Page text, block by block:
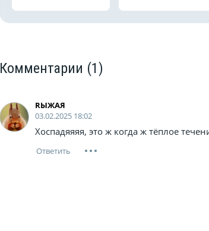
Комментарии (1)
RЫЖАЯ
03.02.2025 18:02
Хоспадяяяя, это ж когда ж тёплое